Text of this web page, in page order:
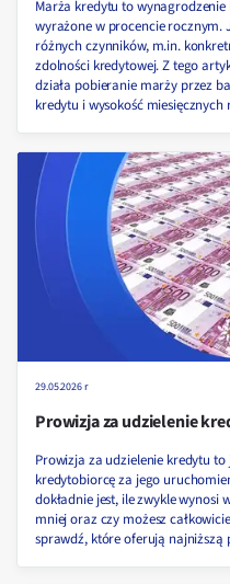
Marża kredytu to
wyrażone w procencie rocznym.
różnych czynników, m.in.
zdolności kredytowej. Z tego
działa pobieranie marży przez
kredytu i wysokość miesięcznych
29.05.2026 r
Prowizja za udzielenie
Prowizja za udzielenie kredytu
kredytobiorcę za jego
dokładnie jest, ile zwykle wynosi
mniej oraz czy możesz
sprawdź, które oferują najniższą